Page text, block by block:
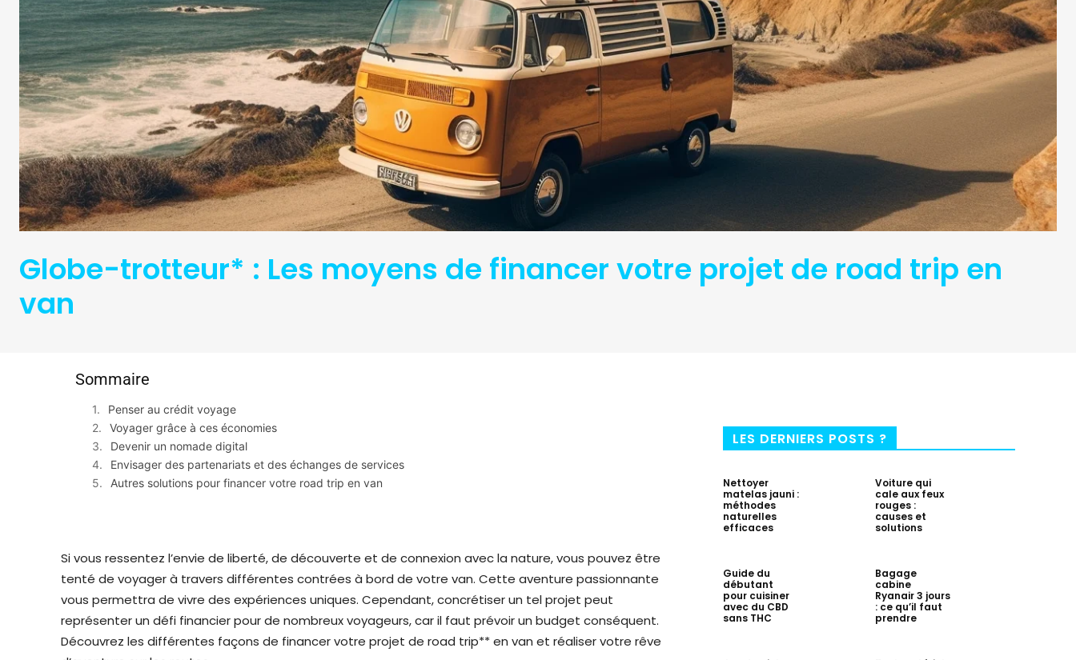
Globe-trotteur* : Les moyens de financer votre projet de road trip en
van
Sommaire
Penser au crédit voyage
Voyager grâce à ces économies
Devenir un nomade digital
Envisager des partenariats et des échanges de services
Autres solutions pour financer votre road trip en van
Si vous ressentez l’envie de liberté, de découverte et de connexion avec la nature, vous pouvez être
tenté de voyager à travers différentes contrées à bord de votre van. Cette aventure passionnante
vous permettra de vivre des expériences uniques. Cependant, concrétiser un tel projet peut
représenter un défi financier pour de nombreux voyageurs, car il faut prévoir un budget conséquent.
Découvrez les différentes façons de financer votre projet de road trip** en van et réaliser votre rêve
LES DERNIERS POSTS ?
Nettoyer
matelas jauni :
méthodes
naturelles
efficaces
Voiture qui
cale aux feux
rouges :
causes et
solutions
Guide du
débutant
pour cuisiner
avec du CBD
sans THC
Bagage
cabine
Ryanair 3 jours
: ce qu’il faut
prendre